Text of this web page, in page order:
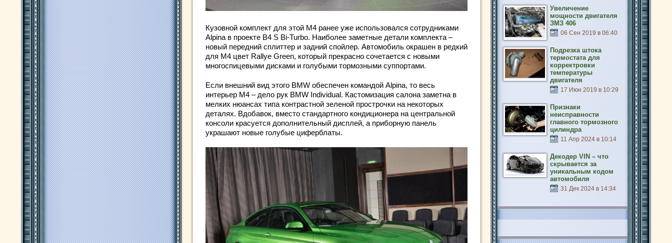
Кузовной комплект для этой M4 ранее уже использовался сотрудниками
Alpina в проекте B4 S Bi-Turbo. Наиболее заметные детали комплекта –
новый передний сплиттер и задний спойлер. Автомобиль окрашен в редкий
для M4 цвет Rallye Green, который прекрасно сочетается с новыми
многоспицевыми дисками и голубыми тормозными суппортами.
Если внешний вид этого BMW обеспечен командой Alpina, то весь
интерьер M4 – дело рук BMW Individual. Кастомизация салона заметна в
мелких нюансах типа контрастной зеленой прострочки на некоторых
деталях. Вдобавок, вместо стандартного кондиционера на центральной
консоли красуется дополнительный дисплей, а приборную панель
украшают новые голубые циферблаты.
Увеличение
мощности двигателя
ЗМЗ 406
06 Сен 2019 в 06:40
Подрезка штока
термостата для
корректровки
температуры
двигателя
17 Июн 2019 в 10:29
Признаки
неисправности
главного тормозного
цилиндра
11 Апр 2024 в 10:14
Декодер VIN – что
скрывается за
уникальным кодом
автомобиля
31 Дек 2024 в 14:34